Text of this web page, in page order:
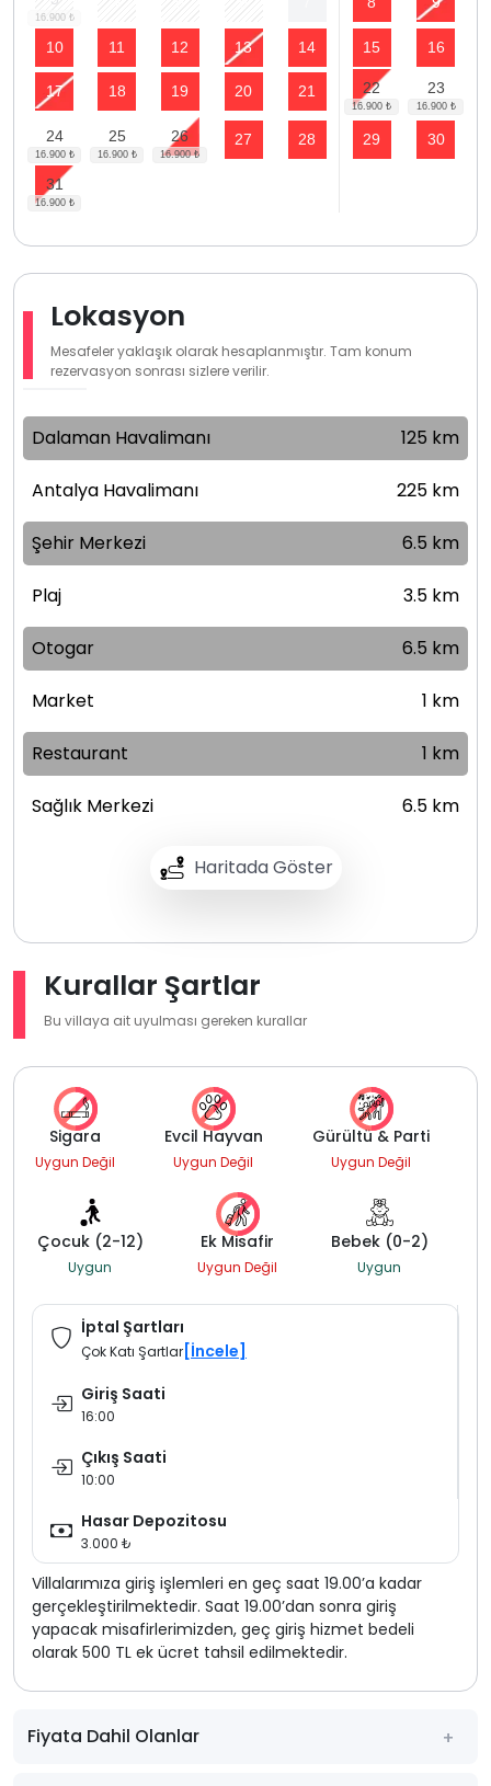
10 11 12 13 14 15 16
17 18 19 20 21 22 23
24 25 26 27 28 29 30
31
Lokasyon
Mesafeler yaklaşık olarak hesaplanmıştır. Tam konum
rezervasyon sonrası sizlere verilir.
Haritada Göster
Dalaman Havalimanı 125 km
Antalya Havalimanı 225 km
Şehir Merkezi 6.5 km
Plaj 3.5 km
Otogar 6.5 km
Market 1 km
Restaurant 1 km
Sağlık Merkezi 6.5 km
Kurallar Şartlar
Bu villaya ait uyulması gereken kurallar
Sigara
Uygun Değil
Evcil Hayvan
Uygun Değil
Gürültü & Parti
Uygun Değil
Çocuk (2-12)
Uygun
Ek Misafir
Uygun Değil
Bebek (0-2)
Uygun
İptal Şartları
Çok Katı Şartlar [İncele]
Giriş Saati
16:00
Çıkış Saati
10:00
Hasar Depozitosu
3.000 ₺
Villalarımıza giriş işlemleri en geç saat 19.00’a kadar
gerçekleştirilmektedir. Saat 19.00’dan sonra giriş
yapacak misafirlerimizden, geç giriş hizmet bedeli
olarak 500 TL ek ücret tahsil edilmektedir.
Fiyata Dahil Olanlar